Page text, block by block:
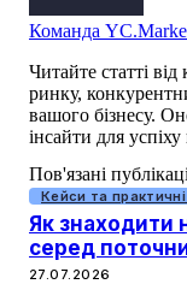
Команда
Читайте статті
ринку,
вашого бізнесу.
інсайти для
Пов'язані
Кейси та
Як знаходити
серед
27.07.2026